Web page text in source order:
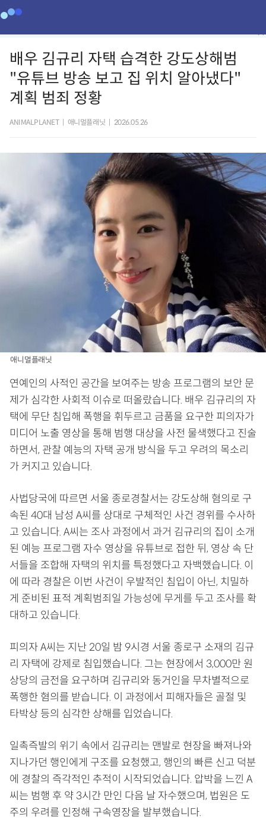
배우 김규리 자택 습격한 강도상해범
"유튜브 방송 보고 집 위치 알아냈다"
계획 범죄 정황
ANIMALPLANET 애니멀플래닛 2026.05.26
애니멀플래닛
연예인의 사적인 공간을 보여주는 방송 프로그램의 보안 문
제가 심각한 사회적 이슈로 떠올랐습니다. 배우 김규리의 자
택에 무단 침입해 폭행을 휘두르고 금품을 요구한 피의자가
미디어 노출 영상을 통해 범행 대상을 사전 물색했다고 진술
하면서, 관찰 예능의 자택 공개 방식을 두고 우려의 목소리
가 커지고 있습니다.
사법당국에 따르면 서울 종로경찰서는 강도상해 혐의로 구
속된 40대 남성 A씨를 상대로 구체적인 사건 경위를 수사하
고 있습니다. A씨는 조사 과정에서 과거 김규리의 집이 소개
된 예능 프로그램 자수 영상을 유튜브로 접한 뒤, 영상 속 단
서들을 조합해 자택의 위치를 특정했다고 자백했습니다. 이
에 따라 경찰은 이번 사건이 우발적인 침입이 아닌, 치밀하
게 준비된 표적 계획범죄일 가능성에 무게를 두고 조사를 확
대하고 있습니다.
피의자 A씨는 지난 20일 밤 9시경 서울 종로구 소재의 김규
리 자택에 강제로 침입했습니다. 그는 현장에서 3,000만 원
상당의 금전을 요구하며 김규리와 동거인을 무차별적으로
폭행한 혐의를 받습니다. 이 과정에서 피해자들은 골절 및
타박상 등의 심각한 상해를 입었습니다.
일촉즉발의 위기 속에서 김규리는 맨발로 현장을 빠져나와
지나가던 행인에게 구조를 요청했고, 행인의 빠른 신고 덕분
에 경찰의 즉각적인 추적이 시작되었습니다. 압박을 느낀 A
씨는 범행 후 약 3시간 만인 다음 날 자수했으며, 법원은 도
주의 우려를 인정해 구속영장을 발부했습니다.